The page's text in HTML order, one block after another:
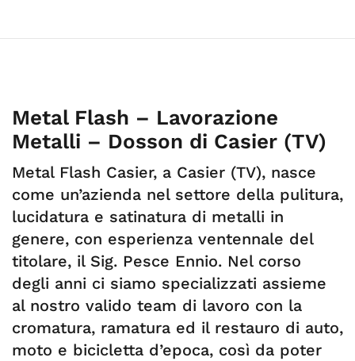
Metal Flash – Lavorazione
Metalli – Dosson di Casier (TV)
Metal Flash Casier, a Casier (TV), nasce
come un’azienda nel settore della pulitura,
lucidatura e satinatura di metalli in
genere, con esperienza ventennale del
titolare, il Sig. Pesce Ennio. Nel corso
degli anni ci siamo specializzati assieme
al nostro valido team di lavoro con la
cromatura, ramatura ed il restauro di auto,
moto e bicicletta d’epoca, così da poter